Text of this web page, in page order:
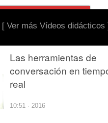
[ Ver más Vídeos didácticos
Las herramientas de
conversación en
real
10:51 · 2016